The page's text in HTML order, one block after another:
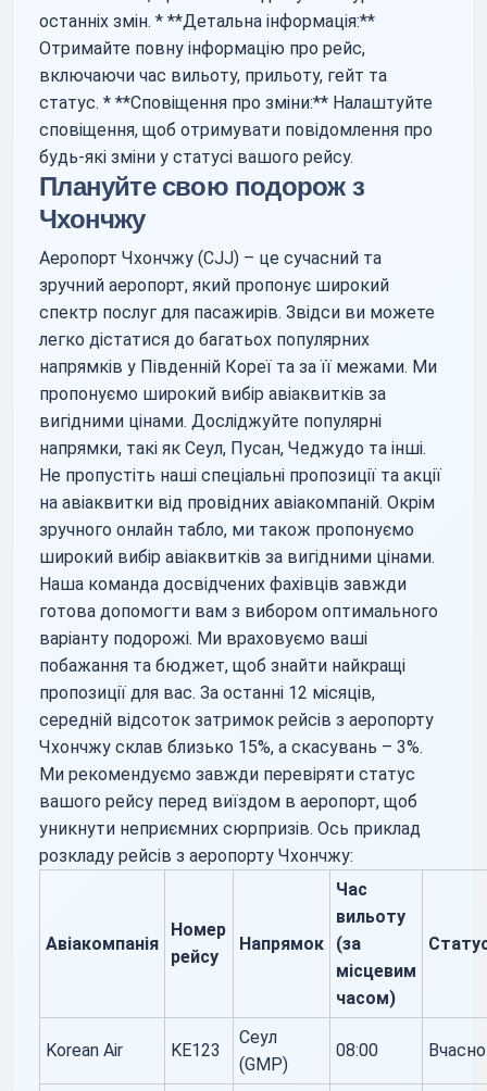
останніх змін. * **Детальна інформація:**
Отримайте повну інформацію про рейс,
включаючи час вильоту, прильоту, гейт та
статус. * **Сповіщення про зміни:** Налаштуйте
сповіщення, щоб отримувати повідомлення про
будь-які зміни у статусі вашого рейсу.
Плануйте свою подорож з
Чхончжу
Аеропорт Чхончжу (CJJ) – це сучасний та
зручний аеропорт, який пропонує широкий
спектр послуг для пасажирів. Звідси ви можете
легко дістатися до багатьох популярних
напрямків у Південній Кореї та за її межами. Ми
пропонуємо широкий вибір авіаквитків за
вигідними цінами. Досліджуйте популярні
напрямки, такі як Сеул, Пусан, Чеджудо та інші.
Не пропустіть наші спеціальні пропозиції та акції
на авіаквитки від провідних авіакомпаній. Окрім
зручного онлайн табло, ми також пропонуємо
широкий вибір авіаквитків за вигідними цінами.
Наша команда досвідчених фахівців завжди
готова допомогти вам з вибором оптимального
варіанту подорожі. Ми враховуємо ваші
побажання та бюджет, щоб знайти найкращі
пропозиції для вас. За останні 12 місяців,
середній відсоток затримок рейсів з аеропорту
Чхончжу склав близько 15%, а скасувань – 3%.
Ми рекомендуємо завжди перевіряти статус
вашого рейсу перед виїздом в аеропорт, щоб
уникнути неприємних сюрпризів. Ось приклад
розкладу рейсів з аеропорту Чхончжу:
Авіакомпанія
Номер
рейсу
Напрямок
Час
вильоту
(за
місцевим
часом)
Korean Air KE123
Сеул
(GMP)
08:00 Вчасно